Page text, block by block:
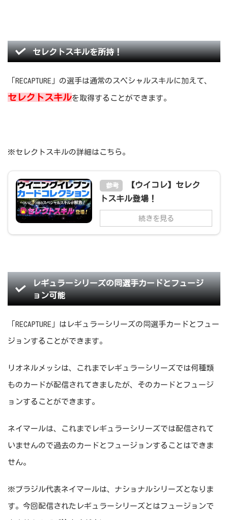
セレクトスキルを所持！
「RECAPTURE」の選手は通常のスペシャルスキルに加えて、
セレクトスキルを取得することができます。
※セレクトスキルの詳細はこちら。
参考
【ウイコレ】セレク
トスキル登場！
続きを見る
レギュラーシリーズの同選手カードとフュージ
ョン可能
「RECAPTURE」はレギュラーシリーズの同選手カードとフュー
ジョンすることができます。
リオネルメッシは、これまでレギュラーシリーズでは何種類
ものカードが配信されてきましたが、そのカードとフュージ
ョンすることができます。
ネイマールは、これまでレギュラーシリーズでは配信されて
いませんので過去のカードとフュージョンすることはできま
せん。
※ブラジル代表ネイマールは、ナショナルシリーズとなりま
す。今回配信されたレギュラーシリーズとはフュージョンで